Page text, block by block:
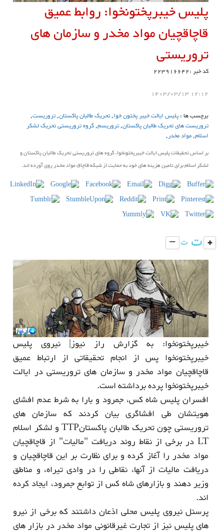
پلیس خیبرپختونخوا: روابط عمیق
قاچاقچیان مواد مخدر و سازمان های
تروریستی
کد خبر :223916642
12:12 1403/03/13
برچسب ها :پلیس ایالت خیبر پختون خوا,تحریک طالبان پاکستان,تروریست,
تروریست های تحریک طالبان پاکستان,تروریسم,گروه تروریستی تحریک لشکر
اسلام,مواد مخدر,
بر اساس تحقیقات پلیس ایالت خیبرپختونخوا، گروه های تروریستی تحریک طالبان پاکستان و
لشکر اسلام برای تامین هزینه های خود به حمایت از شبکه قاچاق مواد مخدر روی آورده اند.
خیبرپختونخوا: به گزارش راز نیوز| نیروی پلیس
خیبرپختونخوا پس از انجام تحقیقاتی از ارتباط عمیق
قاچاقچیان مواد مخدر و سازمان های تروریستی در ایالت
خیبرپختونخوا پرده برداشته است.
افسران پلیس شاه کس، جمرود و بارا به شرط عدم افشای
هویتشان طی افشاگری بیان کردند که سازمان های
تروریستی چون تحریک طالبان پاکستانTTP و لشکر اسلام
LT در برخی از نقاط روند دریافت "مالیات" از قاچاقچیان
مواد مخدر را آغاز کرده و برای نظارت بر این قاچاقچیان و
دریافت مالیات از آنها، نقاطی را در وادی تیراه، و مناطق
وزیر دهند و بازارهای شاه کس از توابع جمرود، ایجاد کرده
اند.
پرسنل نیروی پلیس محلی اذعان داشتند که برخی از نیرو
های پلیس نیز از تجارت غیرقانونی مواد مخدر در بازار های